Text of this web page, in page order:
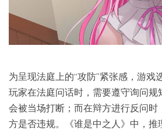
为呈现法庭上的“攻防”紧张感，游戏
玩家在法庭问话时，需要遵守询问规
会被当场打断；而在辩方进行反问时
方是否违规。《谁是中之人》中，推